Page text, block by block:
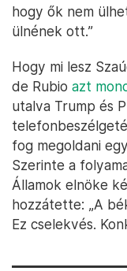
hogy ők nem
ülnének ott.”
Hogy mi lesz
de Rubio azt
utalva Trump és
fog megoldani
Szerinte a
Államok elnöke
hozzátette: „A
Ez cselekvés.